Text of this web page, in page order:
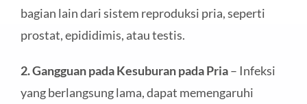
bagian lain dari sistem reproduksi pria, seperti
prostat, epididimis, atau testis.
2. Gangguan pada Kesuburan pada Pria– Infeksi
yang berlangsung lama, dapat memengaruhi